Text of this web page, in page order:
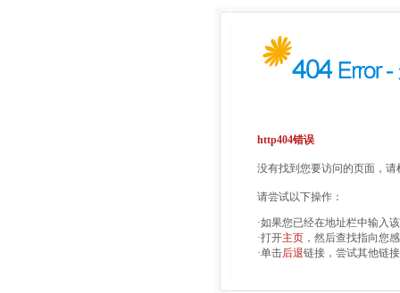
http404错误
没有找到您要访问的页面，
请尝试以下操作：
·如果您已经在地址栏中输入
·打开主页 ，然后查找指向您
·单击后退链接，尝试其他链